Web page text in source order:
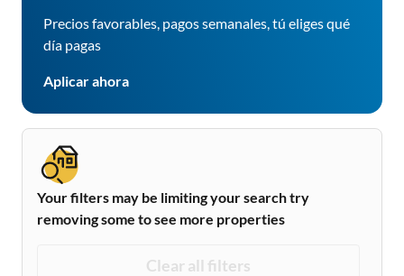
Precios favorables, pagos semanales, tú eliges qué
día pagas
Aplicar ahora
Your filters may be limiting your search try
removing some to see more properties
Clear all filters